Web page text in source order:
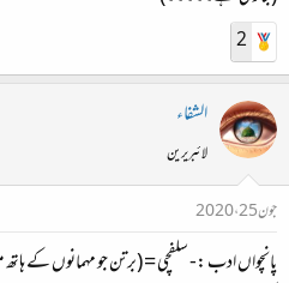
2
الشفاء
لائبریرین
جون 25، 2020
پانچواں ادب :- سلفچی = (برتن جو مہمانوں کے